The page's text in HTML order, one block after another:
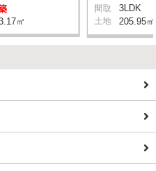
㎡
間取 3LDK
土地 205.95㎡